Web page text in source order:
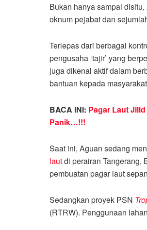
Bukan hanya sampai
oknum pejabat dan
Terlepas dari berbagai
pengusaha ‘tajir’ yang
juga dikenal aktif dalam
bantuan kepada
BACA INI: Pagar Laut
Panik…!!!
Saat ini, Aguan sedang
lautdi perairan Tangerang,
pembuatan pagar laut
Sedangkan proyek PSN
(RTRW). Penggunaan